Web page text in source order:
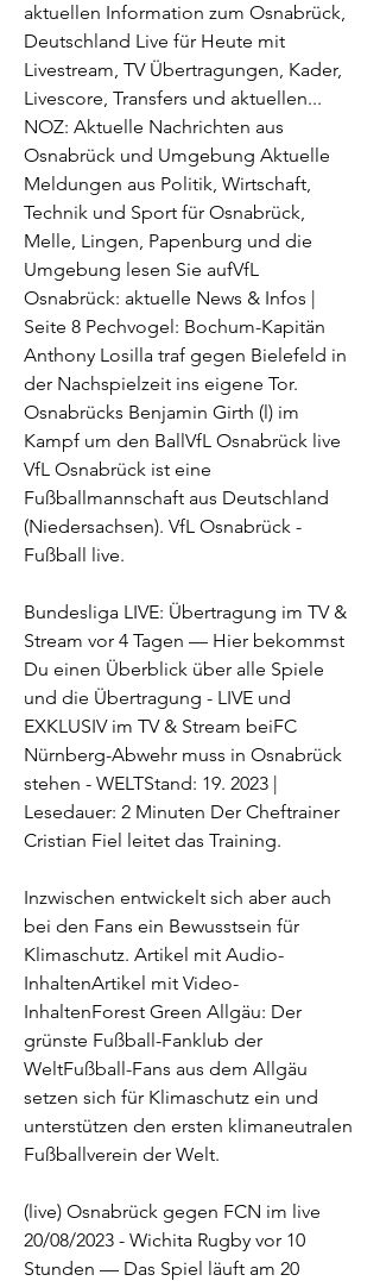
aktuellen Information zum Osnabrück,
Deutschland Live für Heute mit
Livestream, TV Übertragungen, Kader,
Livescore, Transfers und aktuellen...
NOZ: Aktuelle Nachrichten aus
Osnabrück und Umgebung Aktuelle
Meldungen aus Politik, Wirtschaft,
Technik und Sport für Osnabrück,
Melle, Lingen, Papenburg und die
Umgebung lesen Sie aufVfL
Osnabrück: aktuelle News & Infos |
Seite 8 Pechvogel: Bochum-Kapitän
Anthony Losilla traf gegen Bielefeld in
der Nachspielzeit ins eigene Tor.
Osnabrücks Benjamin Girth (l) im
Kampf um den BallVfL Osnabrück live
VfL Osnabrück ist eine
Fußballmannschaft aus Deutschland
(Niedersachsen). VfL Osnabrück -
Fußball live.
Bundesliga LIVE: Übertragung im TV &
Stream vor 4 Tagen — Hier bekommst
Du einen Überblick über alle Spiele
und die Übertragung - LIVE und
EXKLUSIV im TV & Stream beiFC
Nürnberg-Abwehr muss in Osnabrück
stehen - WELTStand: 19. 2023 |
Lesedauer: 2 Minuten Der Cheftrainer
Cristian Fiel leitet das Training.
Inzwischen entwickelt sich aber auch
bei den Fans ein Bewusstsein für
Klimaschutz. Artikel mit Audio-
InhaltenArtikel mit Video-
InhaltenForest Green Allgäu: Der
grünste Fußball-Fanklub der
WeltFußball-Fans aus dem Allgäu
setzen sich für Klimaschutz ein und
unterstützen den ersten klimaneutralen
Fußballverein der Welt.
(live) Osnabrück gegen FCN im live
20/08/2023 - Wichita Rugby vor 10
Stunden — Das Spiel läuft am 20